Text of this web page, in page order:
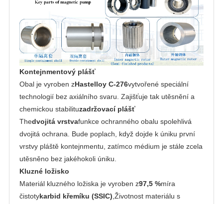
Kontejnmentový plášť
Obal je vyroben zHastelloy C-276vytvořené speciální
technologií bez axiálního svaru. Zajišťuje tak utěsnění a
chemickou stabilituzadržovací plášť
Thedvojitá vrstvafunkce ochranného obalu spolehlivá
dvojitá ochrana. Bude poplach, když dojde k úniku první
vrstvy pláště kontejnmentu, zatímco médium je stále zcela
utěsněno bez jakéhokoli úniku.
Kluzné ložisko
Materiál kluzného ložiska je vyroben z97,5 %míra
čistotykarbid křemíku (SSIC),Životnost materiálu s